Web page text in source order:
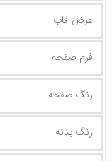
عرض قاب
فرم صفحه
رنگ صفحه
رنگ بدنه